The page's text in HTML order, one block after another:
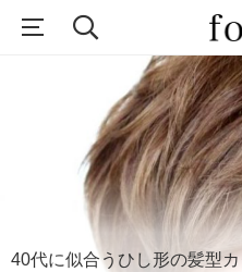
40代に似合うひし形の髪型